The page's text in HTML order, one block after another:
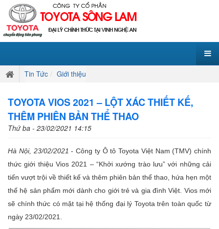
Tin Tức Giới thiệu
TOYOTA VIOS 2021 – LỘT XÁC THIẾT KẾ,
THÊM PHIÊN BẢN THỂ THAO
Thứ ba - 23/02/2021 14:15
Hà Nội, 23/02/2021 - Công ty Ô tô Toyota Việt Nam (TMV) chính
thức giới thiệu Vios 2021 – “Khởi xướng trào lưu” với những cải
tiến vượt trội về thiết kế và thêm phiên bản thể thao, hứa hẹn một
thế hệ sản phẩm mới dành cho giới trẻ và gia đình Việt. Vios mới
sẽ chính thức có mặt tại hệ thống đại lý Toyota trên toàn quốc từ
ngày 23/02/2021.